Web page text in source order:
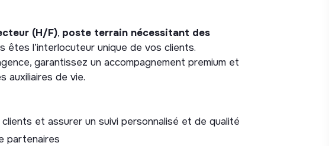
(H/F), poste terrain nécessitant des
êtes l’interlocuteur unique de vos clients.
garantissez un accompagnement premium et
auxiliaires de vie.
et assurer un suivi personnalisé et de qualité
partenaires